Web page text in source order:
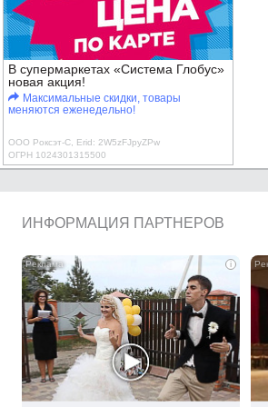
В супермаркетах «Система Глобус»
новая акция!
Максимальные скидки, товары
меняются еженедельно!
ООО Роксэт-С, Erid: 2W5zFJpyZPw
ОГРН 1024301315500
ИНФОРМАЦИЯ ПАРТНЕРОВ
i